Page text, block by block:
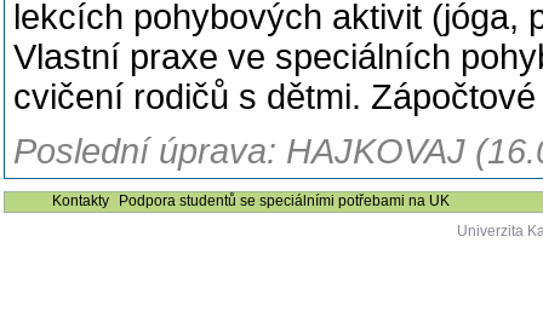
lekcích pohybových aktivit (jóga,
Vlastní praxe ve speciálních
cvičení rodičů s dětmi.
Poslední úprava: HAJKOVAJ
Kontakty
Podpora studentů se speciálními potřebami na UK
Univerzita